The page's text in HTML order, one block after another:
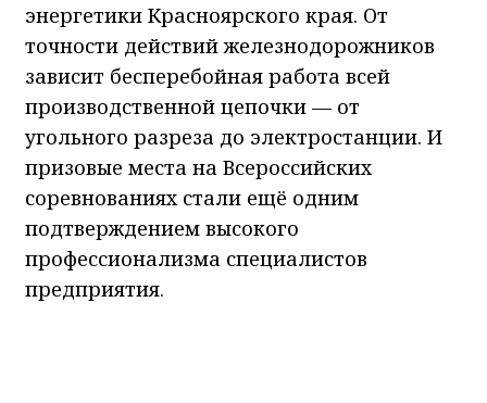
энергетики Красноярского края. От
точности действий железнодорожников
зависит бесперебойная работа всей
производственной цепочки — от
угольного разреза до электростанции. И
призовые места на Всероссийских
соревнованиях стали ещё одним
подтверждением высокого
профессионализма специалистов
предприятия.